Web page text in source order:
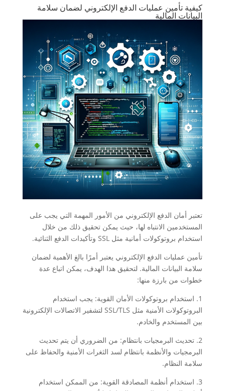
كيفية تأمين عمليات الدفع الإلكتروني لضمان سلامة
البيانات المالية
تعتبر أمان الدفع الإلكتروني من الأمور المهمة التي يجب على
المستخدمين الانتباه لها، حيث يمكن تحقيق ذلك من خلال
استخدام بروتوكولات أمانية مثل SSL وتأكيدات الدفع الثنائية.
تأمين عمليات الدفع الإلكتروني يعتبر أمرًا بالغ الأهمية لضمان
سلامة البيانات المالية. لتحقيق هذا الهدف، يمكن اتباع عدة
خطوات من بارزة منها:
1. استخدام بروتوكولات الأمان القوية: يجب استخدام
البروتوكولات الأمنية مثل SSL/TLS لتشفير الاتصالات الإلكترونية
بين المستخدم والخادم.
2. تحديث البرمجيات بانتظام: من الضروري أن يتم تحديث
البرمجيات والأنظمة بانتظام لسد الثغرات الأمنية والحفاظ على
سلامة النظام.
3. استخدام أنظمة المصادقة القوية: من الممكن استخدام